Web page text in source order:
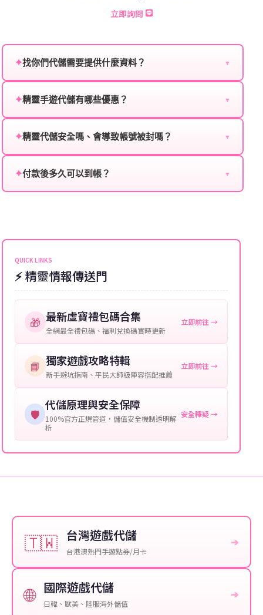
立即詢問
✦找你們代儲需要提供什麼資料？ ▼
服：
角色名稱：您遊戲中的角色名稱。
等級：角色的當前等級。
提供這些信息能幫助我們更快地處理您的代儲需求，確
保您盡享遊戲樂趣！
✦精靈手遊代儲有哪些優惠？ ▼
贈送、大額儲值優惠及節日限定活動，儲值最低6折
✦精靈代儲安全嗎、會導致帳號被封嗎？ ▼
單，不使用外掛程式、非法點數或異常儲值管道。您獲
✦付款後多久可以到帳？ ▼
可直接聯絡客服查詢訂單進度。
QUICK LINKS
⚡ 精靈情報傳送門
🎁 最新虛寶禮包碼合集
全網最全禮包碼、福利兌換碼實時更新
立即前往 →
📘 獨家遊戲攻略特輯
新手避坑指南、平民大師級陣容搭配推薦
立即前往 →
🛡️
代儲原理與安全保障
100%官方正規管道，儲值安全機制透明解
析
安全釋疑 →
🇹🇼 台灣遊戲代儲
台港澳熱門手遊點券/月卡
➔
🌐 國際遊戲代儲
日韓、歐美、陸服海外儲值
➔